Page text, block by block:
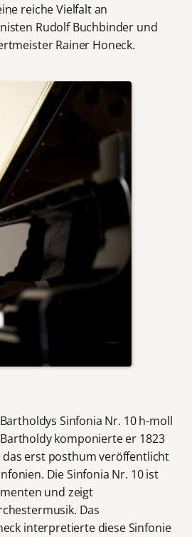
reiche Vielfalt an
Rudolf Buchbinder und
Rainer Honeck.
Sinfonia Nr. 10 h-moll
komponierte er 1823
das erst posthum veröffentlicht
Die Sinfonia Nr. 10 ist
und zeigt
Das
interpretierte diese Sinfonie